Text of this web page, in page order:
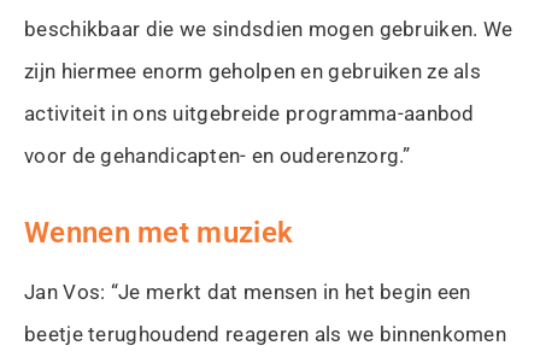
beschikbaar die we sindsdien mogen gebruiken. We
zijn hiermee enorm geholpen en gebruiken ze als
activiteit in ons uitgebreide programma-aanbod
voor de gehandicapten- en ouderenzorg.”
Wennen met muziek
Jan Vos: “Je merkt dat mensen in het begin een
beetje terughoudend reageren als we binnenkomen